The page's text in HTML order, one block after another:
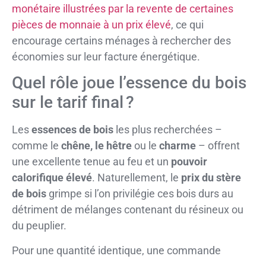
monétaire illustrées par la revente de certaines
pièces de monnaie à un prix élevé, ce qui
encourage certains ménages à rechercher des
économies sur leur facture énergétique.
Quel rôle joue l’essence du bois
sur le tarif final ?
Lesessences de bois les plus recherchées –
comme le chêne, le hêtre ou le charme – offrent
une excellente tenue au feu et un pouvoir
calorifique élevé. Naturellement, le prix du stère
de bois grimpe si l’on privilégie ces bois durs au
détriment de mélanges contenant du résineux ou
du peuplier.
Pour une quantité identique, une commande